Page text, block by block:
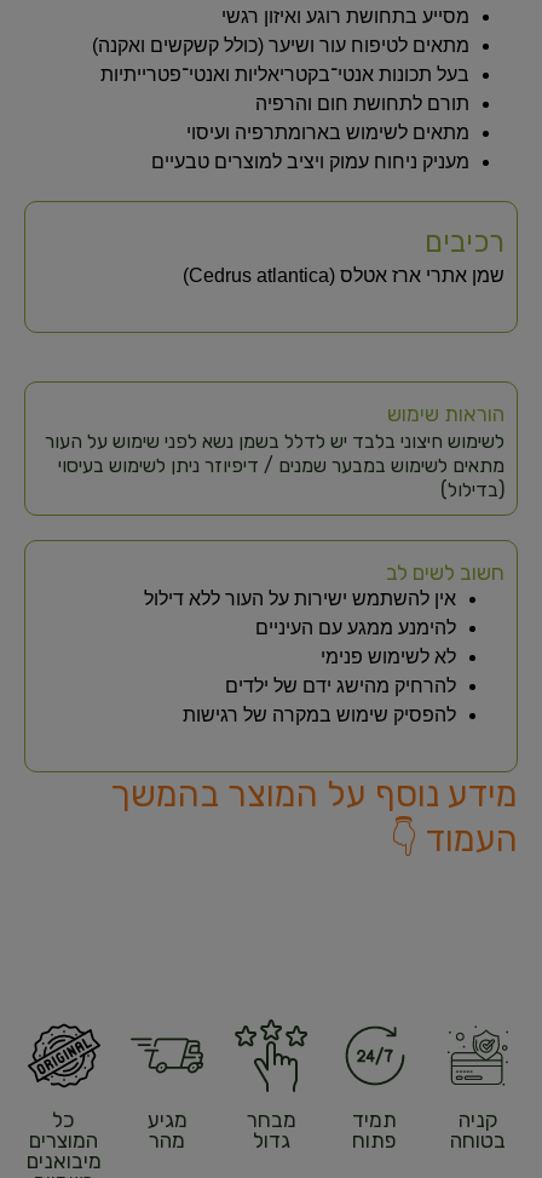
מסייע בתחושת רוגע ואיזון רגשי
מתאים לטיפוח עור ושיער (כולל קשקשים ואקנה)
בעל תכונות אנטי־בקטריאליות ואנטי־פטרייתיות
תורם לתחושת חום והרפיה
מתאים לשימוש בארומתרפיה ועיסוי
מעניק ניחוח עמוק ויציב למוצרים טבעיים
רכיבים
שמן אתרי ארז אטלס (Cedrus atlantica)
הוראות שימוש
לשימוש חיצוני בלבד יש לדלל בשמן נשא לפני שימוש על העור
מתאים לשימוש במבער שמנים / דיפיוזר ניתן לשימוש בעיסוי
(בדילול)
חשוב לשים לב
אין להשתמש ישירות על העור ללא דילול
להימנע ממגע עם העיניים
לא לשימוש פנימי
להרחיק מהישג ידם של ילדים
להפסיק שימוש במקרה של רגישות
מידע נוסף על המוצר בהמשך
העמוד 👇
קניה
בטוחה
תמיד
פתוח
מבחר
גדול
מגיע
מהר
כל
המוצרים
מיבואנים